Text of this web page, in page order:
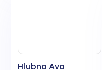
Hlubna Ava